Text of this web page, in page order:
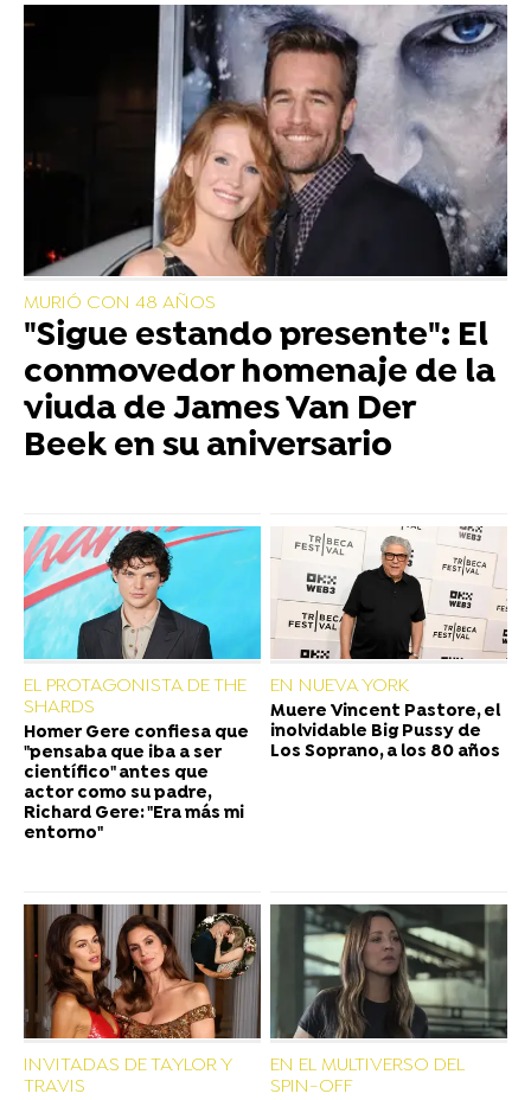
MURIÓ CON 48 AÑOS
"Sigue estando presente": El
conmovedor homenaje de la
viuda de James Van Der
Beek en su aniversario
EL PROTAGONISTA DE THE
SHARDS
Homer Gere confiesa que
"pensaba que iba a ser
científico" antes que
actor como su padre,
Richard Gere: "Era más mi
entorno"
EN NUEVA YORK
Muere Vincent Pastore, el
inolvidable Big Pussy de
Los Soprano, a los 80 años
INVITADAS DE TAYLOR Y
TRAVIS
EN EL MULTIVERSO DEL
SPIN-OFF